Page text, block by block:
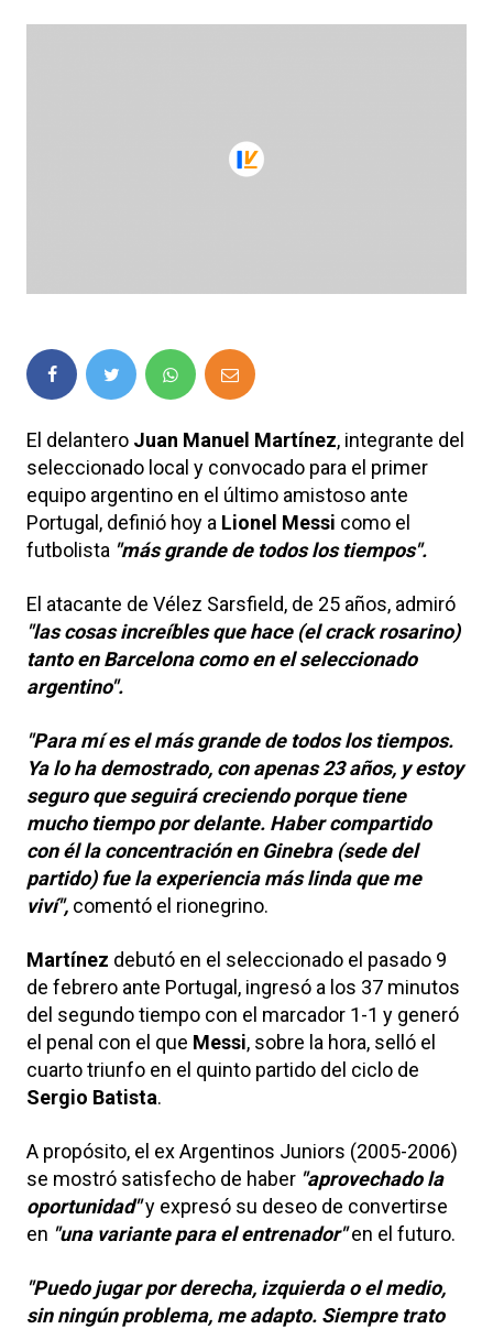
El delantero Juan Manuel Martínez, integrante del
seleccionado local y convocado para el primer
equipo argentino en el último amistoso ante
Portugal, definió hoy a Lionel Messi como el
futbolista "más grande de todos los tiempos".
El atacante de Vélez Sarsfield, de 25 años, admiró
"las cosas increíbles que hace (el crack rosarino)
tanto en Barcelona como en el seleccionado
argentino".
"Para mí es el más grande de todos los tiempos.
Ya lo ha demostrado, con apenas 23 años, y estoy
seguro que seguirá creciendo porque tiene
mucho tiempo por delante. Haber compartido
con él la concentración en Ginebra (sede del
partido) fue la experiencia más linda que me
viví", comentó el rionegrino.
Martínez debutó en el seleccionado el pasado 9
de febrero ante Portugal, ingresó a los 37 minutos
del segundo tiempo con el marcador 1-1 y generó
el penal con el que Messi, sobre la hora, selló el
cuarto triunfo en el quinto partido del ciclo de
Sergio Batista.
A propósito, el ex Argentinos Juniors (2005-2006)
se mostró satisfecho de haber "aprovechado la
oportunidad"y expresó su deseo de convertirse
en "una variante para el entrenador"en el futuro.
"Puedo jugar por derecha, izquierda o el medio,
sin ningún problema, me adapto. Siempre trato